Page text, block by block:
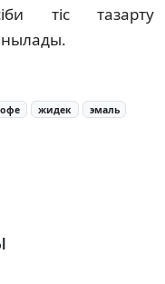
тіс тазарту
жидек эмаль